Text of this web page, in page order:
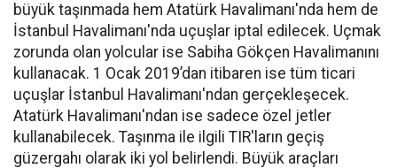
büyük taşınmada hem Atatürk Havalimanı'nda hem de
İstanbul Havalimanı'nda uçuşlar iptal edilecek. Uçmak
zorunda olan yolcular ise Sabiha Gökçen Havalimanını
kullanacak. 1 Ocak 2019’dan itibaren ise tüm ticari
uçuşlar İstanbul Havalimanı'ndan gerçekleşecek.
Atatürk Havalimanı'ndan ise sadece özel jetler
kullanabilecek. Taşınma ile ilgili TIR'ların geçiş
güzergahı olarak iki yol belirlendi. Büyük araçları